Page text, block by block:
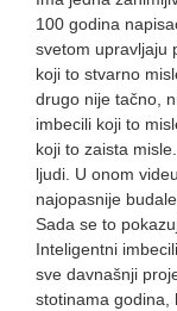
100 godina
svetom upravljaju
koji to stvarno
drugo nije tačno,
imbecili koji to
koji to zaista
ljudi. U onom
najopasnije
Sada se to
Inteligentni
sve davnašnji
stotinama godina,